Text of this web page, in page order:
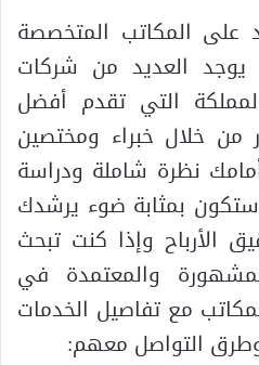
على المكاتب المتخصصة
العديد من شركات
التي تقدم أفضل
من خلال خبراء ومختصين
نظرة شاملة ودراسة
بمثابة ضوء يرشدك
الأرباح وإذا كنت تبحث
والمعتمدة في
مع تفاصيل الخدمات
التواصل معهم: